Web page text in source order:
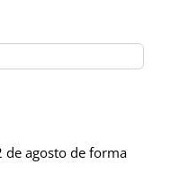
de agosto de forma